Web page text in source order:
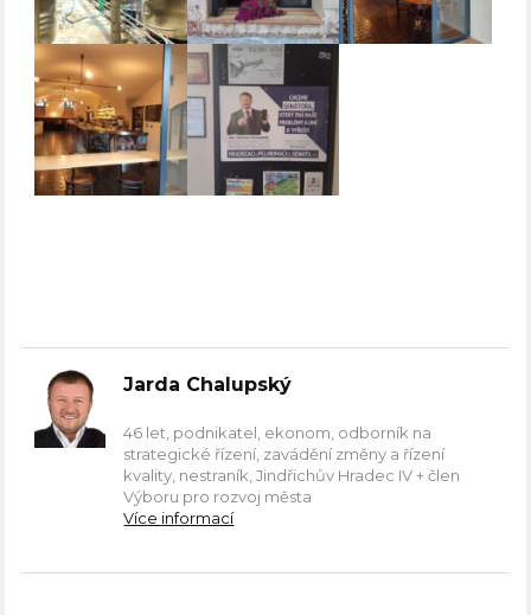
Jarda Chalupský
46 let, podnikatel, ekonom, odborník na
strategické řízení, zavádění změny a řízení
kvality, nestraník, Jindřichův Hradec IV + člen
Výboru pro rozvoj města
Více informací